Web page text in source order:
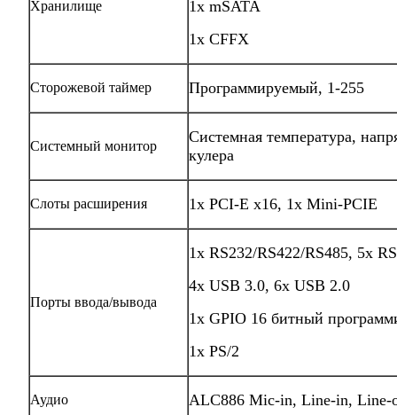
Хранилище
1x mSATA
1x CFFX
Сторожевой таймер Программируемый, 1-255
Системный монитор
Системная температура,
кулера
Слоты расширения 1х PCI-E x16, 1х Mini-PCIE
Порты ввода/вывода
1x RS232/RS422/RS485, 5x
4x USB 3.0, 6x USB 2.0
1х GPIO 16 битный
1х PS/2
Аудио ALC886 Mic-in, Line-in, Line-